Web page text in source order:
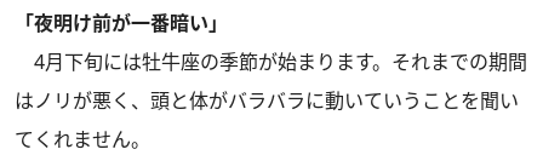
「夜明け前が一番暗い」
4月下旬には牡牛座の季節が始まります。それまでの期間
はノリが悪く、頭と体がバラバラに動いていうことを聞い
てくれません。